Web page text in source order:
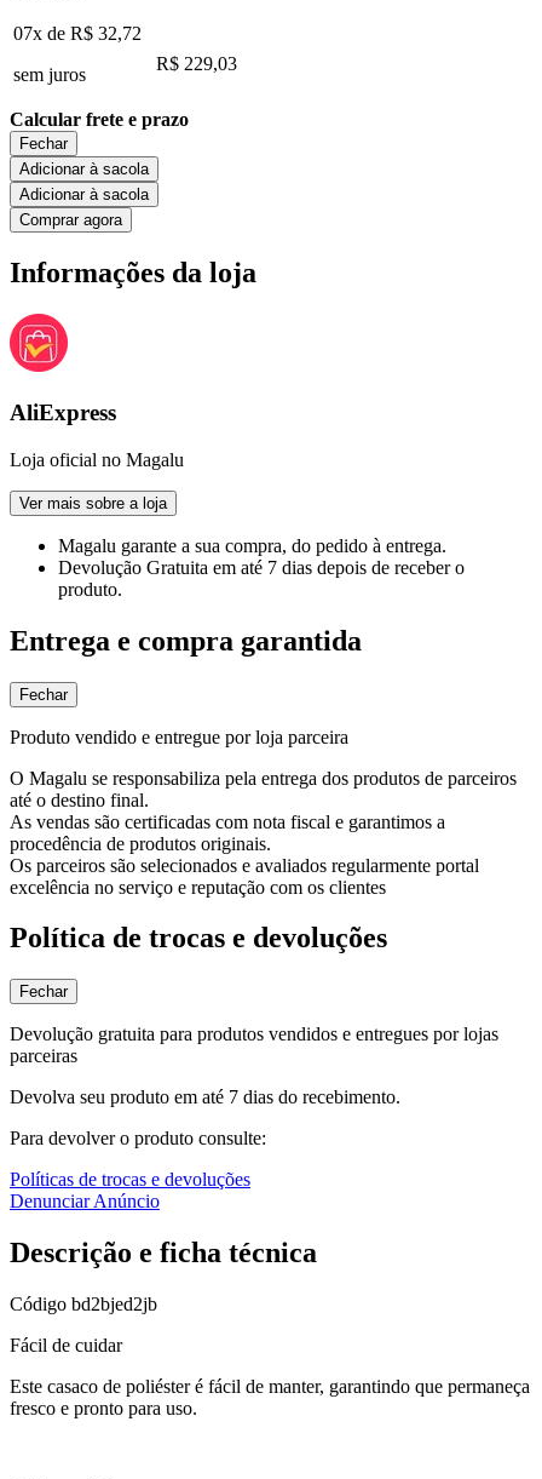
07x de R$ 32,72
sem juros
R$ 229,03
Calcular frete e prazo
Fechar
Adicionar à sacola
Adicionar à sacola
Comprar agora
Informações da loja
AliExpress
Loja oficial no Magalu
Ver mais sobre a loja
Magalu garante a sua compra, do pedido à entrega.
Devolução Gratuita em até 7 dias depois de receber o
produto.
Entrega e compra garantida
Fechar
Produto vendido e entregue por loja parceira
O Magalu se responsabiliza pela entrega dos produtos de parceiros
até o destino final.
As vendas são certificadas com nota fiscal e garantimos a
procedência de produtos originais.
Os parceiros são selecionados e avaliados regularmente portal
excelência no serviço e reputação com os clientes
Política de trocas e devoluções
Fechar
Devolução gratuita para produtos vendidos e entregues por lojas
parceiras
Devolva seu produto em até 7 dias do recebimento.
Para devolver o produto consulte:
Políticas de trocas e devoluções
Denunciar Anúncio
Descrição e ficha técnica
Código bd2bjed2jb
Fácil de cuidar
Este casaco de poliéster é fácil de manter, garantindo que permaneça
fresco e pronto para uso.